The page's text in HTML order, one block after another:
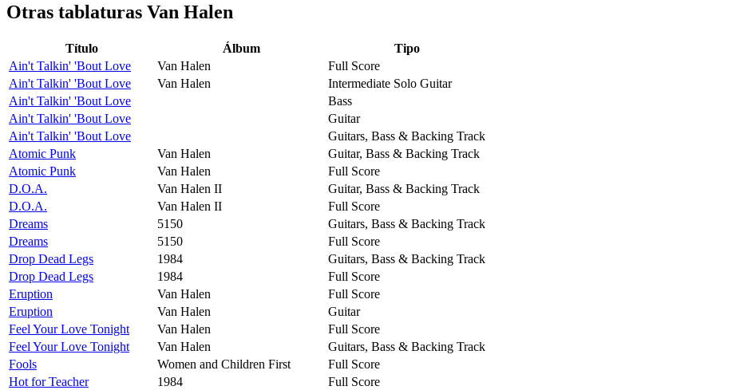
Otras tablaturas Van Halen
Título Álbum
Tipo
Ain't Talkin' 'Bout Love
Van Halen
Full Score
Ain't Talkin' 'Bout Love
Van Halen
Intermediate Solo Guitar
Ain't Talkin' 'Bout Love
Bass
Ain't Talkin' 'Bout Love
Guitar
Ain't Talkin' 'Bout Love
Guitars, Bass & Backing Track
Atomic Punk
Van Halen
Guitar, Bass & Backing Track
Atomic Punk
Van Halen
Full Score
D.O.A.
Van Halen II
Guitar, Bass & Backing Track
D.O.A.
Van Halen II
Full Score
Dreams
5150
Guitars, Bass & Backing Track
Dreams
5150
Full Score
Drop Dead Legs
1984
Guitars, Bass & Backing Track
Drop Dead Legs
1984
Full Score
Eruption
Van Halen
Full Score
Eruption
Van Halen
Guitar
Feel Your Love Tonight
Van Halen
Full Score
Feel Your Love Tonight
Van Halen
Guitars, Bass & Backing Track
Fools
Women and Children First
Full Score
Hot for Teacher
1984
Full Score